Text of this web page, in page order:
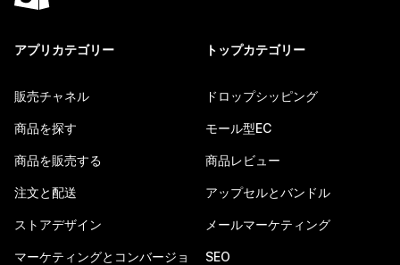
アプリカテゴリー
販売チャネル
商品を探す
商品を販売する
注文と配送
ストアデザイン
マーケティングとコンバージョ
トップカテゴリー
ドロップシッピング
モール型EC
商品レビュー
アップセルとバンドル
メールマーケティング
SEO